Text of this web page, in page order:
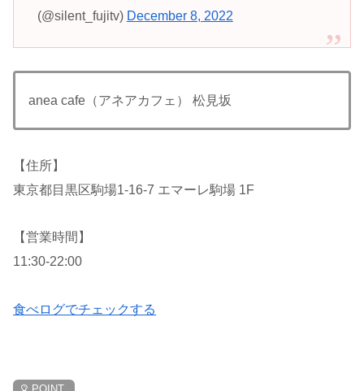
(@silent_fujitv) December 8, 2022
anea cafe（アネアカフェ） 松見坂
【住所】
東京都目黒区駒場1-16-7 エマーレ駒場 1F
【営業時間】
11:30-22:00
食べログでチェックする